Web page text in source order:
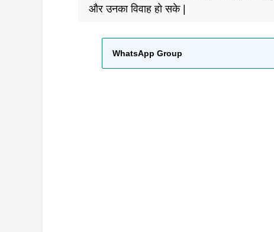
और उनका विवाह हो सके |
WhatsApp Group